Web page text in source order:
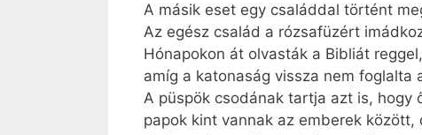
A másik eset egy családdal történt
Az egész család a rózsafüzért
Hónapokon át olvasták a Bibliát
amíg a katonaság vissza nem
A püspök csodának tartja azt is, hogy
papok kint vannak az emberek